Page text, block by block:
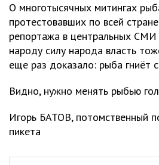
О многотысячных митингах
протестовавших по всей
репортажа в центральных
народу силу народа власть
еще раз доказало: рыба гниёт
Видно, нужно менять рыбью
Игорь БАТОВ, потомственный
пикета